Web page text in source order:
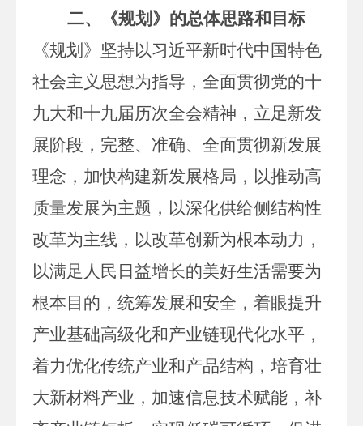
二、
《规划》的总体思路和目标
《规划》坚持以习近平新时代中国特色
社会主义思想为指导，全面贯彻党的十
九大和十九届历次全会精神，立足新发
展阶段，完整、准确、全面贯彻新发展
理念，加快构建新发展格局，以推动高
质量发展为主题，以深化供给侧结构性
改革为主线，以改革创新为根本动力，
以满足人民日益增长的美好生活需要为
根本目的，统筹发展和安全，着眼提升
产业基础高级化和产业链现代化水平，
着力优化传统产业和产品结构，培育壮
大新材料产业，加速信息技术赋能，补